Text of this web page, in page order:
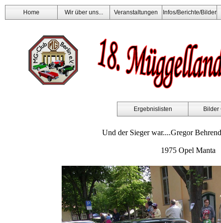
Home Wir über uns... Veranstaltungen Infos/Berichte/Bilder
Ergebnislisten Bilder
Und der Sieger war....Gregor
1975 Opel Manta